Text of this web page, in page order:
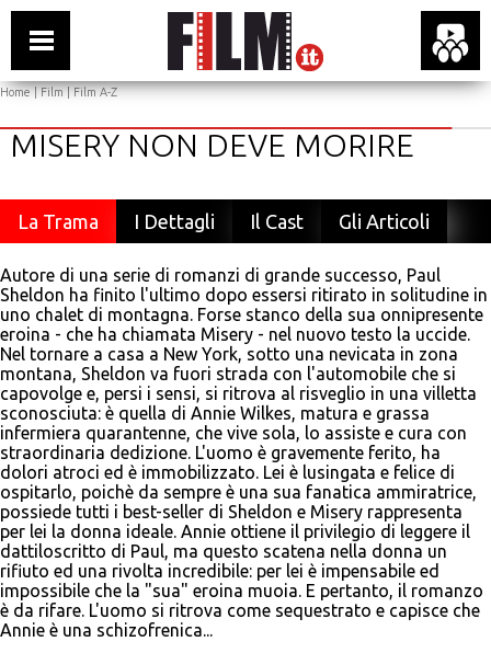
Home|Film|Film A-Z
MISERY NON DEVE MORIRE
La Trama I Dettagli Il Cast Gli Articoli
Autore di una serie di romanzi di grande successo, Paul
Sheldon ha finito l'ultimo dopo essersi ritirato in solitudine in
uno chalet di montagna. Forse stanco della sua onnipresente
eroina - che ha chiamata Misery - nel nuovo testo la uccide.
Nel tornare a casa a New York, sotto una nevicata in zona
montana, Sheldon va fuori strada con l'automobile che si
capovolge e, persi i sensi, si ritrova al risveglio in una villetta
sconosciuta: è quella di Annie Wilkes, matura e grassa
infermiera quarantenne, che vive sola, lo assiste e cura con
straordinaria dedizione. L'uomo è gravemente ferito, ha
dolori atroci ed è immobilizzato. Lei è lusingata e felice di
ospitarlo, poichè da sempre è una sua fanatica ammiratrice,
possiede tutti i best-seller di Sheldon e Misery rappresenta
per lei la donna ideale. Annie ottiene il privilegio di leggere il
dattiloscritto di Paul, ma questo scatena nella donna un
rifiuto ed una rivolta incredibile: per lei è impensabile ed
impossibile che la "sua" eroina muoia. E pertanto, il romanzo
è da rifare. L'uomo si ritrova come sequestrato e capisce che
Annie è una schizofrenica...